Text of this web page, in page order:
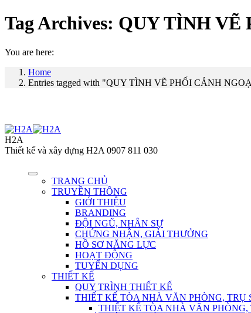
Tag Archives: QUY TÌNH VẼ
You are here:
Home
Entries tagged with "QUY TÌNH VẼ PHỐI CẢNH
H2A
Thiết kế và xây dựng H2A 0907 811 030
TRANG CHỦ
TRUYỀN THÔNG
GIỚI THIỆU
BRANDING
ĐỘI NGŨ, NHÂN SỰ
CHỨNG NHẬN, GIẢI THƯỞNG
HỒ SƠ NĂNG LỰC
HOẠT ĐỘNG
TUYỂN DỤNG
THIẾT KẾ
QUY TRÌNH THIẾT KẾ
THIẾT KẾ TÒA NHÀ VĂN PHÒNG, TRỤ
THIẾT KẾ TÒA NHÀ VĂN PHÒNG,